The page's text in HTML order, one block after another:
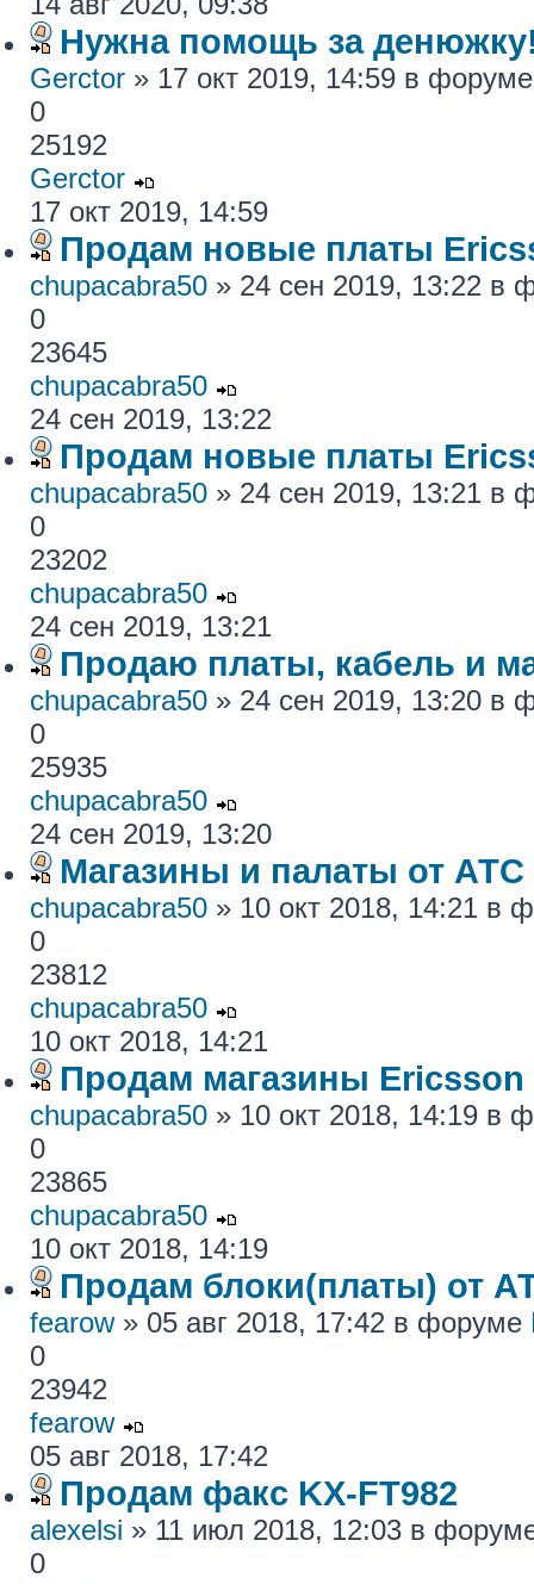
Нужна помощь за
Gerctor » 17 окт 2019, 14:59 в
0
25192
Gerctor
17 окт 2019, 14:59
Продам новые платы
chupacabra50 » 24 сен 2019, 13:22 в
0
23645
chupacabra50
24 сен 2019, 13:22
Продам новые платы
chupacabra50 » 24 сен 2019, 13:21 в
0
23202
chupacabra50
24 сен 2019, 13:21
Продаю платы, кабель и
chupacabra50 » 24 сен 2019, 13:20 в
0
25935
chupacabra50
24 сен 2019, 13:20
Магазины и палаты от
chupacabra50 » 10 окт 2018, 14:21 в
0
23812
chupacabra50
10 окт 2018, 14:21
Продам магазины Ericsson
chupacabra50 » 10 окт 2018, 14:19 в
0
23865
chupacabra50
10 окт 2018, 14:19
Продам блоки(платы) от
fearow» 05 авг 2018, 17:42 в форуме
0
23942
fearow
05 авг 2018, 17:42
Продам факс KX-FT982
alexelsi » 11 июл 2018, 12:03 в
0